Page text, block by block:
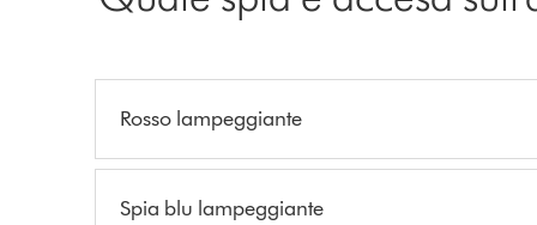
Rosso lampeggiante
Spia blu lampeggiante